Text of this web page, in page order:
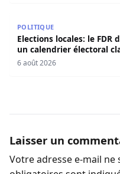
POLITIQUE
Elections locales: le FDR
un calendrier électoral
6 août 2026
Laisser un
Votre adresse e-mail ne